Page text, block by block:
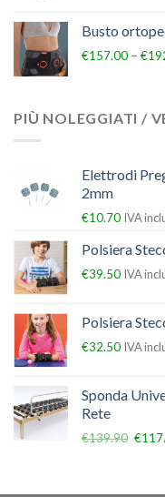
Busto
€157.00 – €
PIÙ NOLEGGIATI /
Elettrodi
2mm
€10.70 IVA
Polsiera
€39.50 IVA
Polsiera
€32.50 IVA
Sponda
Rete
€139.90 €